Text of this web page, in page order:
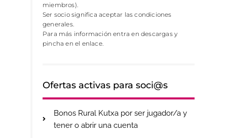
miembros).
Ser socio significa aceptar las condiciones
generales.
Para más información entra en descargas y
pincha en el enlace.
Ofertas activas para soci@s
Bonos Rural Kutxa por ser jugador/a y
tener o abrir una cuenta